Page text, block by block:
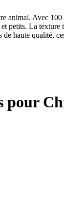
animal. Avec
petits. La
haute qualité,
pour